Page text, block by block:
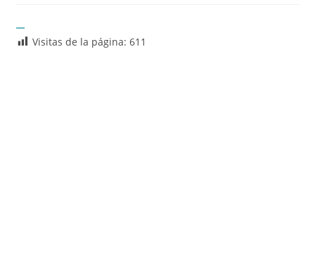
Visitas de la página: 611